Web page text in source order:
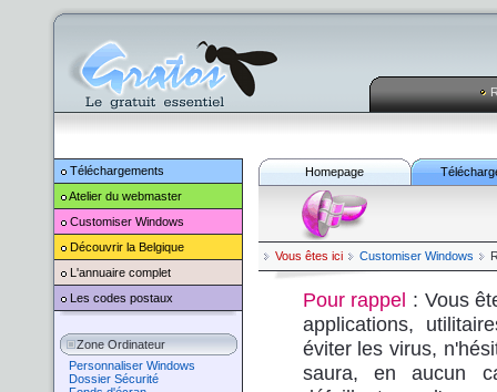
Téléchargements
Atelier du webmaster
Customiser Windows
Découvrir la Belgique
L'annuaire complet
Les codes postaux
Zone Ordinateur
Personnaliser Windows
Dossier Sécurité
Homepage
Vous êtes ici Customiser Windows
Pour rappel : Vous
applications,
éviter les virus,
saura, en aucun